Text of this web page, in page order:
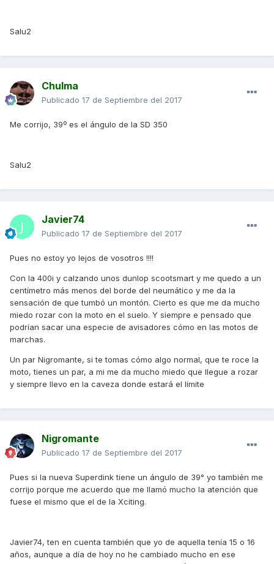
Salu2
Chulma
Publicado 17 de Septiembre del 2017
Me corrijo, 39º es el ángulo de la SD 350
Salu2
Javier74
Publicado 17 de Septiembre del 2017
Pues no estoy yo lejos de vosotros !!!!
Con la 400i y calzando unos dunlop scootsmart y me quedo a un
centímetro más menos del borde del neumático y me da la
sensación de que tumbó un montón. Cierto es que me da mucho
miedo rozar con la moto en el suelo. Y siempre e pensado que
podrían sacar una especie de avisadores cómo en las motos de
marchas.
Un par Nigromante, si te tomas cómo algo normal, que te roce la
moto, tienes un par, a mi me da mucho miedo que llegue a rozar
y siempre llevo en la caveza donde estará el límite
Nigromante
Publicado 17 de Septiembre del 2017
Pues si la nueva Superdink tiene un ángulo de 39° yo también me
corrijo porque me acuerdo que me llamó mucho la atención que
fuese el mismo que el de la Xciting.
Javier74, ten en cuenta también que yo de aquella tenía 15 o 16
años, aunque a día de hoy no he cambiado mucho en ese